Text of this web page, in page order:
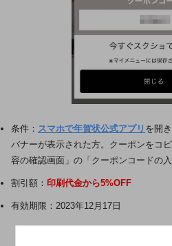
条件： スマホで年賀状公式アプリ を開
バナーが表示された方。クーポンをコ
容の確認画面」の「クーポンコードの
割引額： 印刷代金から5%OFF
有効期限：2023年12月17日